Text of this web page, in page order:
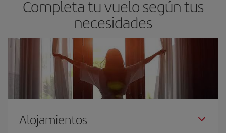
Completa tu vuelo según tus
necesidades
Alojamientos